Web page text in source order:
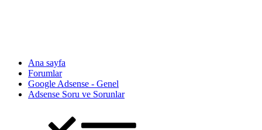
Ana sayfa
Forumlar
Google Adsense - Genel
Adsense Soru ve Sorunlar